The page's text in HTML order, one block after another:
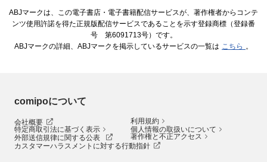
ABJマークは、この電子書店・電子書籍配信サービスが、著作権者からコンテ
ンツ使用許諾を得た正規版配信サービスであることを示す登録商標（登録番
号 第6091713号）です。
ABJマークの詳細、ABJマークを掲示しているサービスの一覧は こちら 。
comipoについて
会社概要
利用規約
特定商取引法に基づく表示
個人情報の取扱いについて
外部送信規律に関する公表
著作権と不正アクセス
カスタマーハラスメントに対する行動指針